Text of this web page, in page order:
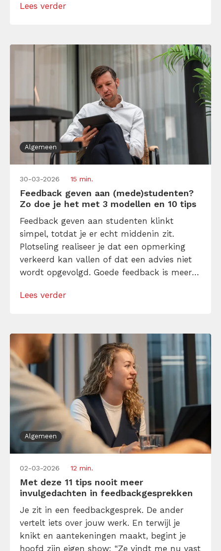
lange mails van collega’s? Verzuip je in de
Lees verder
Algemeen
30-03-2026 15 min.
Feedback geven aan (mede)studenten?
Zo doe je het met 3 modellen en 10 tips
Feedback geven aan studenten klinkt
simpel, totdat je er echt middenin zit.
Plotseling realiseer je dat een opmerking
verkeerd kan vallen of dat een advies niet
wordt opgevolgd. Goede feedback is meer
complimentje uitdelen. Het doel is
en tegelijkertijd hun […]
Lees verder
Algemeen
02-03-2026 12 min.
Met deze 11 tips nooit meer
invulgedachten in feedbackgesprekken
Je zit in een feedbackgesprek. De ander
vertelt iets over jouw werk. En terwijl je
knikt en aantekeningen maakt, begint je
hoofd zijn eigen show: “Ze vindt me nu vast